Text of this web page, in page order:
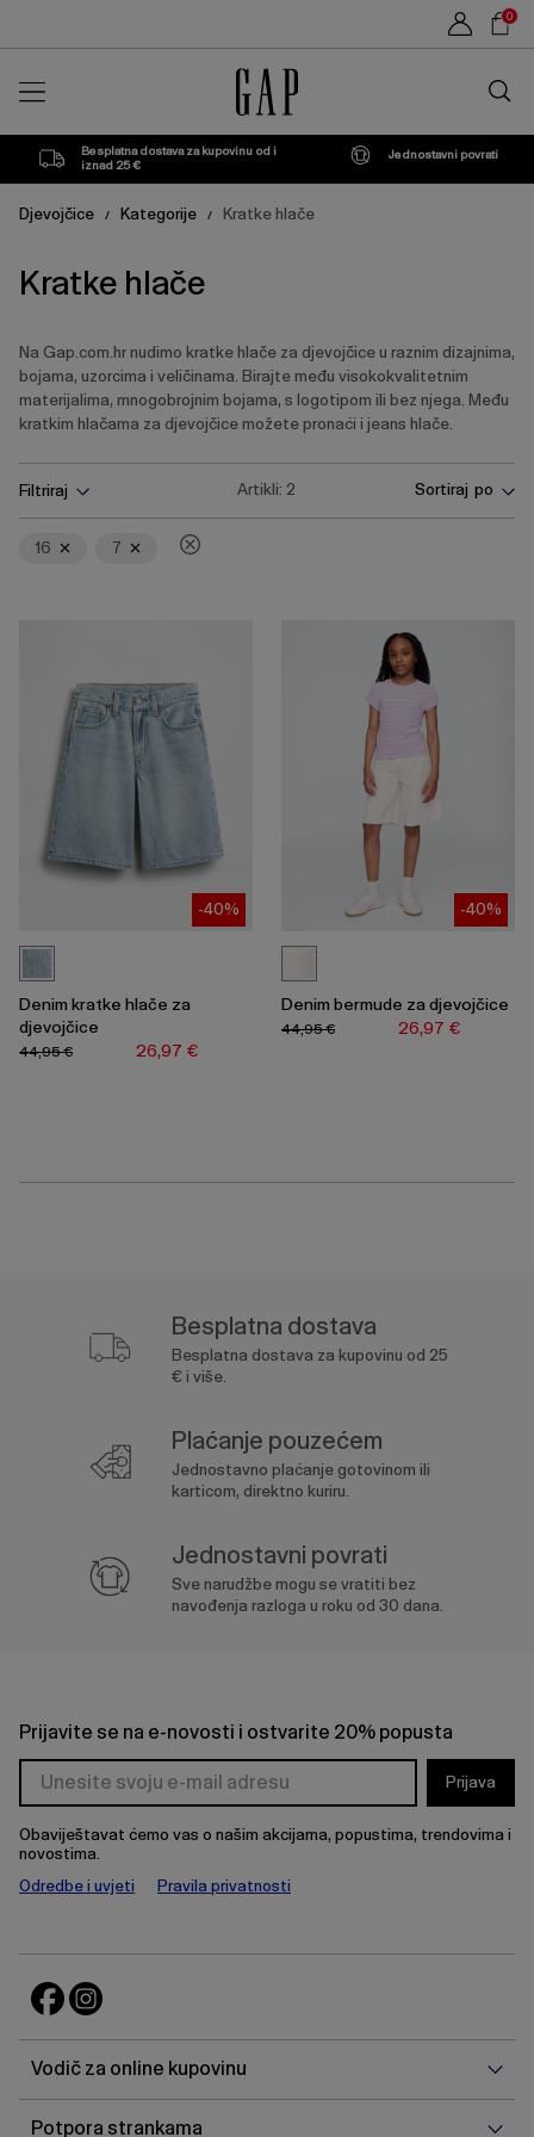
0
trgovini
Besplatna dostava za kupovinu od i
iznad 25 €
Jednostavni povrati
Djevojčice / Kategorije / Kratke hlače
Kratke hlače
Na Gap.com.hr nudimo kratke hlače za djevojčice u raznim dizajnima,
bojama, uzorcima i veličinama. Birajte među visokokvalitetnim
materijalima, mnogobrojnim bojama, s logotipom ili bez njega. Među
kratkim hlačama za djevojčice možete pronaći i jeans hlače.
tipku
Enter
za
Filtriraj Artikli: 2 Sortiraj po
16 7
-40%
Denim kratke hlače za
djevojčice
26,97 €
44,95 €
-40%
Denim bermude za djevojčice
26,97 €
44,95 €
Besplatna dostava
Besplatna dostava za kupovinu od 25
€ i više.
Plaćanje pouzećem
Jednostavno plaćanje gotovinom ili
karticom, direktno kuriru.
Jednostavni povrati
Sve narudžbe mogu se vratiti bez
navođenja razloga u roku od 30 dana.
Prijavite se na e-novosti i ostvarite 20% popusta
Prijava
Obaviještavat ćemo vas o našim akcijama, popustima, trendovima i
novostima.
Odredbe i uvjeti
Pravila privatnosti
Vodič za online kupovinu
Potpora strankama